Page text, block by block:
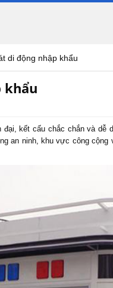
di động nhập khẩu
khẩu
kết cấu chắc chắn và dễ
an ninh, khu vực công